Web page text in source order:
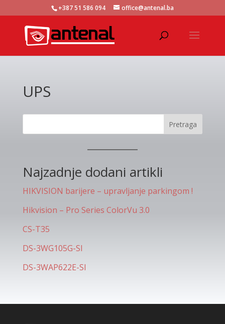
+387 51 586 094 office@antenal.ba
UPS
Pretraga
Najzadnje dodani artikli
HIKVISION barijere – upravljanje parkingom !
Hikvision – Pro Series ColorVu 3.0
CS-T35
DS-3WG105G-SI
DS-3WAP622E-SI